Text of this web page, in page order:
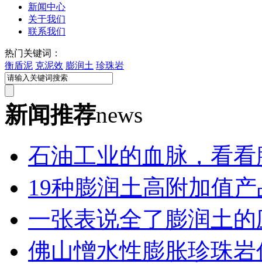
新闻中心
关于我们
联系我们
热门关键词：
衡盾泥 克泥效 膨润土 珍珠岩
新闻推荐news
石油工业的血脉，看
19种膨润土高附加值
一张表说全了膨润土
佛山憎水性膨胀珍珠